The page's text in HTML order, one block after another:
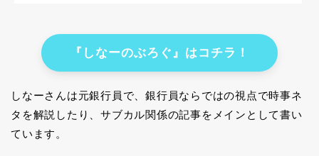
『しなーのぶろぐ』はコチラ！
しなーさんは元銀行員で、銀行員ならではの視点で時事ネ
タを解説したり、サブカル関係の記事をメインとして書い
ています。